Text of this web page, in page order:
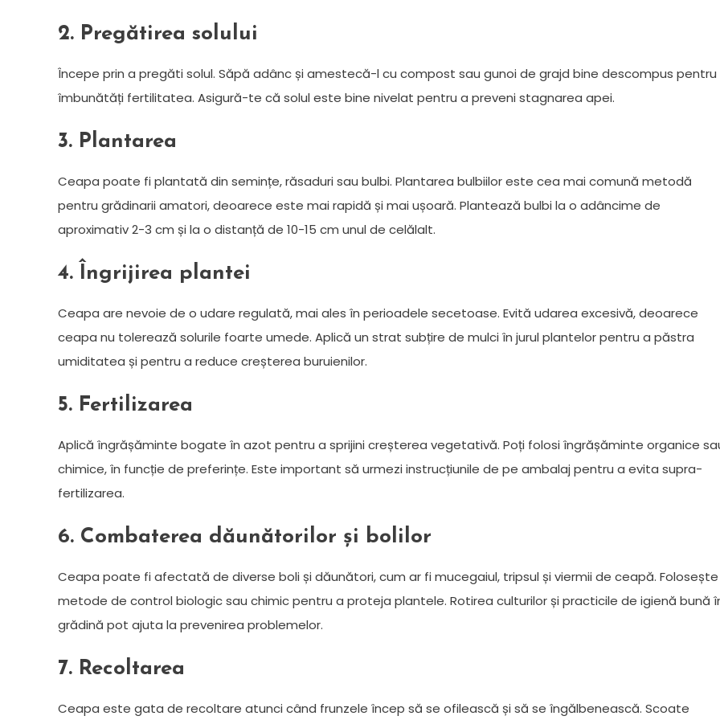
2. Pregătirea solului
Începe prin a pregăti solul. Săpă adânc și amestecă-l cu compost sau gunoi de grajd bine descompus pentru
îmbunătăți fertilitatea. Asigură-te că solul este bine nivelat pentru a preveni stagnarea apei.
3. Plantarea
Ceapa poate fi plantată din semințe, răsaduri sau bulbi. Plantarea bulbiilor este cea mai comună metodă
pentru grădinarii amatori, deoarece este mai rapidă și mai ușoară. Plantează bulbi la o adâncime de
aproximativ 2-3 cm și la o distanță de 10-15 cm unul de celălalt.
4. Îngrijirea plantei
Ceapa are nevoie de o udare regulată, mai ales în perioadele secetoase. Evită udarea excesivă, deoarece
ceapa nu tolerează solurile foarte umede. Aplică un strat subțire de mulci în jurul plantelor pentru a păstra
umiditatea și pentru a reduce creșterea buruienilor.
5. Fertilizarea
Aplică îngrășăminte bogate în azot pentru a sprijini creșterea vegetativă. Poți folosi îngrășăminte organice
chimice, în funcție de preferințe. Este important să urmezi instrucțiunile de pe ambalaj pentru a evita supra-
fertilizarea.
6. Combaterea dăunătorilor și bolilor
Ceapa poate fi afectată de diverse boli și dăunători, cum ar fi mucegaiul, tripsul și viermii de ceapă. Folosește
metode de control biologic sau chimic pentru a proteja plantele. Rotirea culturilor și practicile de igienă bună
grădină pot ajuta la prevenirea problemelor.
7. Recoltarea
Ceapa este gata de recoltare atunci când frunzele încep să se ofilească și să se îngălbenească. Scoate